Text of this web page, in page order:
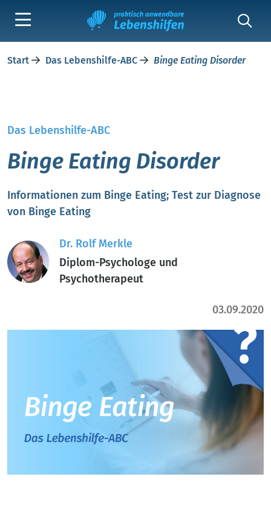
Start Das Lebenshilfe-ABC Binge Eating Disorder
Das Lebenshilfe-ABC
Binge Eating Disorder
Informationen zum Binge Eating; Test zur Diagnose
von Binge Eating
Dr. Rolf Merkle
Diplom-Psychologe und
Psychotherapeut
03.09.2020